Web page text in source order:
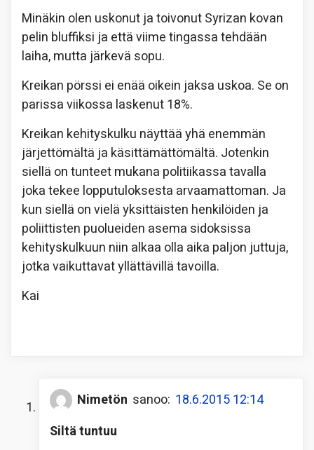
Minäkin olen uskonut ja toivonut Syrizan kovan
pelin bluffiksi ja että viime tingassa tehdään
laiha, mutta järkevä sopu.
Kreikan pörssi ei enää oikein jaksa uskoa. Se on
parissa viikossa laskenut 18%.
Kreikan kehityskulku näyttää yhä enemmän
järjettömältä ja käsittämättömältä. Jotenkin
siellä on tunteet mukana politiikassa tavalla
joka tekee lopputuloksesta arvaamattoman. Ja
kun siellä on vielä yksittäisten henkilöiden ja
poliittisten puolueiden asema sidoksissa
kehityskulkuun niin alkaa olla aika paljon juttuja,
jotka vaikuttavat yllättävillä tavoilla.
Kai
Nimetön sanoo: 18.6.2015 12:14
Siltä tuntuu